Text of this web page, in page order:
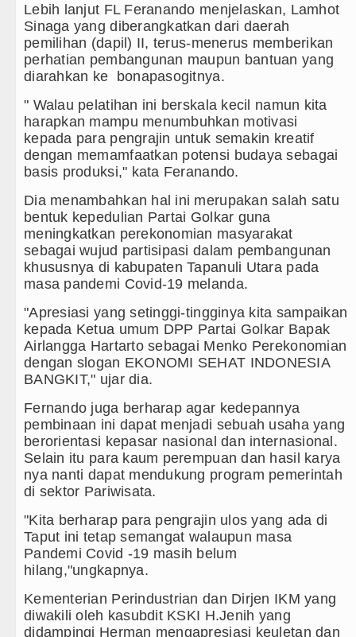
Inovasi Pelayanan Publik
di Alam Pikiran
Terus Rampungkan Jembatan Pascabencana di
Hadapi Ancam Hukuman Mati
8 Agustus 2026 Pukul 22.00 WIB
Lebih lanjut FL Feranando menjelaskan, Lamhot
Sinaga yang diberangkatkan dari daerah
pemilihan (dapil) II, terus-menerus memberikan
perhatian pembangunan maupun bantuan yang
diarahkan ke bonapasogitnya.
" Walau pelatihan ini berskala kecil namun kita
harapkan mampu menumbuhkan motivasi
kepada para pengrajin untuk semakin kreatif
dengan memamfaatkan potensi budaya sebagai
basis produksi," kata Feranando.
Dia menambahkan hal ini merupakan salah satu
bentuk kepedulian Partai Golkar guna
meningkatkan perekonomian masyarakat
sebagai wujud partisipasi dalam pembangunan
khususnya di kabupaten Tapanuli Utara pada
masa pandemi Covid-19 melanda.
"Apresiasi yang setinggi-tingginya kita sampaikan
kepada Ketua umum DPP Partai Golkar Bapak
Airlangga Hartarto sebagai Menko Perekonomian
dengan slogan EKONOMI SEHAT INDONESIA
BANGKIT," ujar dia.
Fernando juga berharap agar kedepannya
pembinaan ini dapat menjadi sebuah usaha yang
berorientasi kepasar nasional dan internasional.
Selain itu para kaum perempuan dan hasil karya
nya nanti dapat mendukung program pemerintah
di sektor Pariwisata.
"Kita berharap para pengrajin ulos yang ada di
Taput ini tetap semangat walaupun masa
Pandemi Covid -19 masih belum
hilang,"ungkapnya.
Kementerian Perindustrian dan Dirjen IKM yang
diwakili oleh kasubdit KSKI H.Jenih yang
didampingi Herman mengapresiasi keuletan dan